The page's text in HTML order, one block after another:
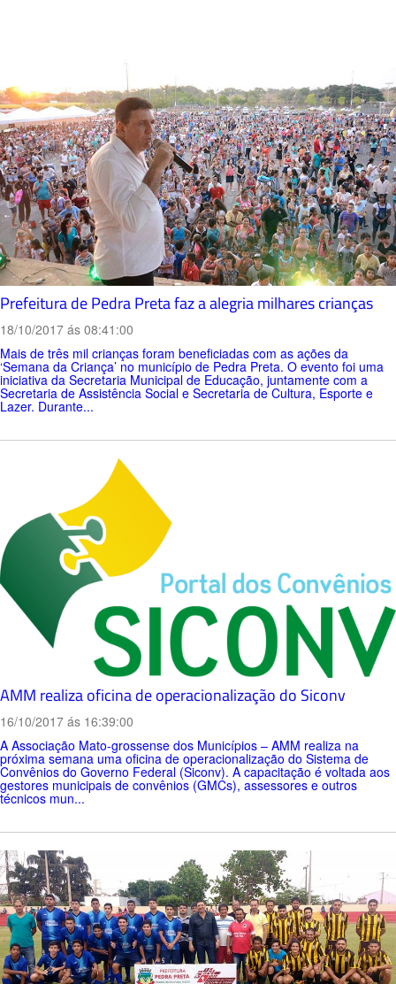
Prefeitura de Pedra Preta faz a alegria milhares crianças
18/10/2017 ás 08:41:00
Mais de três mil crianças foram beneficiadas com as ações da
‘Semana da Criança’ no município de Pedra Preta. O evento foi uma
iniciativa da Secretaria Municipal de Educação, juntamente com a
Secretaria de Assistência Social e Secretaria de Cultura, Esporte e
Lazer. Durante...
AMM realiza oficina de operacionalização do Siconv
16/10/2017 ás 16:39:00
A Associação Mato-grossense dos Municípios – AMM realiza na
próxima semana uma oficina de operacionalização do Sistema de
Convênios do Governo Federal (Siconv). A capacitação é voltada aos
gestores municipais de convênios (GMCs), assessores e outros
técnicos mun...